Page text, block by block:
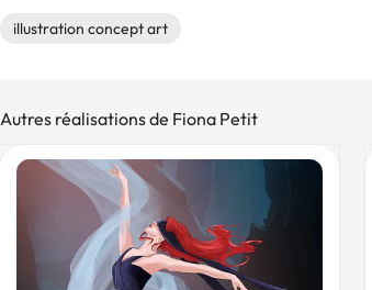
illustration concept art
Autres réalisations de Fiona Petit